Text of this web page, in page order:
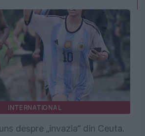
INTERNATIONAL
despre „invazia” din Ceuta.